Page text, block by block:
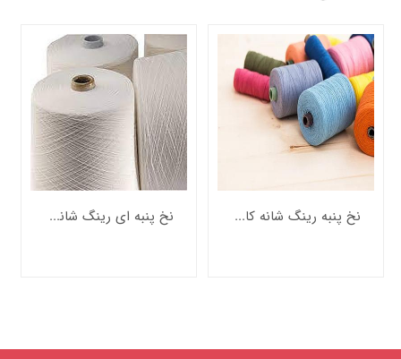
شده
الیاف
کوتاه
نخ
رینگ
نخ
رینگ
شانه
نخ
رینگ
کارد
نخ پنبه رینگ شانه کامپکت خام ازبک نخ پنبه ای رینگ شانه شده خام